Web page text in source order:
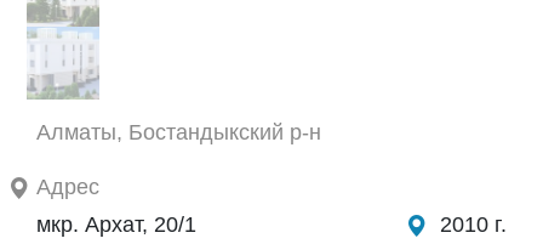
Алматы, Бостандыкский р-н
Адрес
мкр. Архат, 20/1
2010 г.